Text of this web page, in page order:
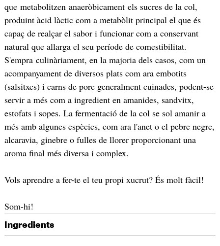
que metabolitzen anaeròbicament els sucres de la col,
produint àcid làctic com a metabòlit principal el que és
capaç de realçar el sabor i funcionar com a conservant
natural que allarga el seu període de comestibilitat.
S'empra culinàriament, en la majoria dels casos, com un
acompanyament de diversos plats com ara embotits
(salsitxes) i carns de porc generalment cuinades, podent-se
servir a més com a ingredient en amanides, sandvitx,
estofats i sopes. La fermentació de la col se sol amanir a
més amb algunes espècies, com ara l'anet o el pebre negre,
alcaravia, ginebre o fulles de llorer proporcionant una
aroma final més diversa i complex.
Vols aprendre a fer-te el teu propi xucrut? És molt fàcil!
Som-hi!
Ingredients